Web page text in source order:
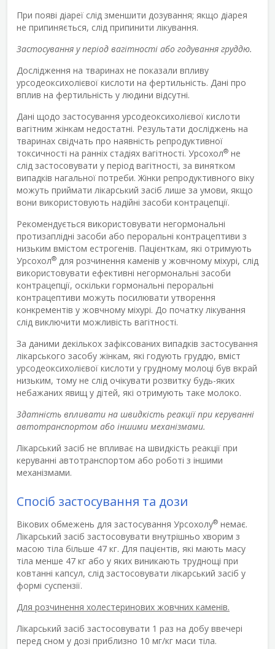
При появі діареї слід зменшити дозування; якщо діарея
не припиняється, слід припинити лікування.
Застосування у період вагітності або годування груддю.
Дослідження на тваринах не показали впливу
урсодеоксихолієвої кислоти на фертильність. Дані про
вплив на фертильність у людини відсутні.
Дані щодо застосування урсодеоксихолієвої кислоти
вагітним жінкам недостатні. Результати досліджень на
тваринах свідчать про наявність репродуктивної
токсичності на ранніх стадіях вагітності. Урсохол® не
слід застосовувати у період вагітності, за винятком
випадків нагальної потреби. Жінки репродуктивного віку
можуть приймати лікарський засіб лише за умови, якщо
вони використовують надійні засоби контрацепції.
Рекомендується використовувати негормональні
протизаплідні засоби або пероральні контрацептиви з
низьким вмістом естрогенів. Пацієнткам, які отримують
Урсохол® для розчинення каменів у жовчному міхурі, слід
використовувати ефективні негормональні засоби
контрацепції, оскільки гормональні пероральні
контрацептиви можуть посилювати утворення
конкрементів у жовчному міхурі. До початку лікування
слід виключити можливість вагітності.
За даними декількох зафіксованих випадків застосування
лікарського засобу жінкам, які годують груддю, вміст
урсодеоксихолієвої кислоти у грудному молоці був вкрай
низьким, тому не слід очікувати розвитку будь-яких
небажаних явищ у дітей, які отримують таке молоко.
Здатність впливати на швидкість реакції при керуванні
автотранспортом або іншими механізмами.
Лікарський засіб не впливає на швидкість реакції при
керуванні автотранспортом або роботі з іншими
механізмами.
Спосіб застосування та дози
Вікових обмежень для застосування Урсохолу® немає.
Лікарський засіб застосовувати внутрішньо хворим з
масою тіла більше 47 кг. Для пацієнтів, які мають масу
тіла менше 47 кг або у яких виникають труднощі при
ковтанні капсул, слід застосовувати лікарський засіб у
формі суспензії.
Для розчинення холестеринових жовчних каменів.
Лікарський засіб застосовувати 1 раз на добу ввечері
перед сном у дозі приблизно 10 мг/кг маси тіла.